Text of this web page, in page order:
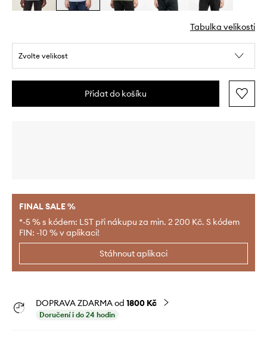
Tabulka velikosti
Zvolte velikost
Přidat do košíku
FINAL SALE %
*-5 % s kódem: LST při nákupu za min. 2 200 Kč. S kódem
FIN: -10 % v aplikaci!
Stáhnout aplikaci
DOPRAVA ZDARMA od 1800 Kč
Doručení i do 24 hodin